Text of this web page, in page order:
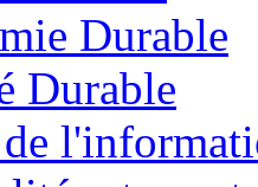
Durable
Durable
de